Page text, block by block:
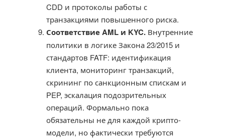
CDD и протоколы работы с
транзакциями повышенного риска.
Соответствие AML и KYC. Внутренние
политики в логике Закона 23/2015 и
стандартов FATF: идентификация
клиента, мониторинг транзакций,
скрининг по санкционным спискам и
PEP, эскалация подозрительных
операций. Формально пока
обязательны не для каждой крипто-
модели, но фактически требуются